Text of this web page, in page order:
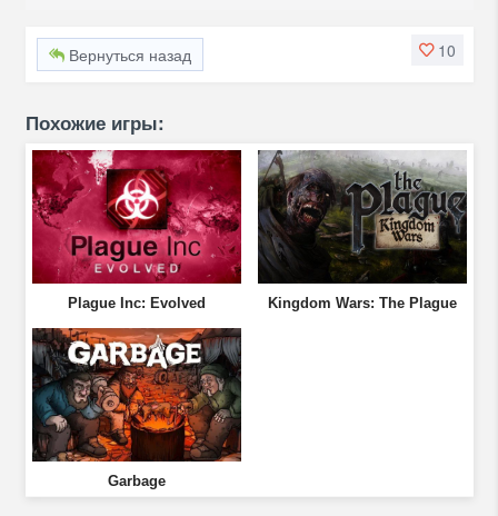
10
Вернуться назад
Похожие игры:
Plague Inc: Evolved Kingdom Wars: The Plague
Garbage